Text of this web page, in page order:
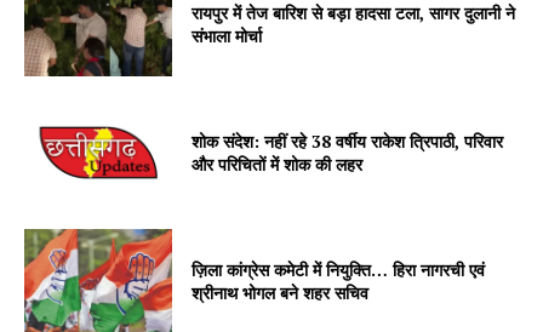
रायपुर में तेज बारिश से बड़ा हादसा टला, सागर दुलानी ने
संभाला मोर्चा
शोक संदेश: नहीं रहे 38 वर्षीय राकेश त्रिपाठी, परिवार
और परिचितों में शोक की लहर
ज़िला कांग्रेस कमेटी में नियुक्ति… हिरा नागरची एवं
श्रीनाथ भोगल बने शहर सचिव